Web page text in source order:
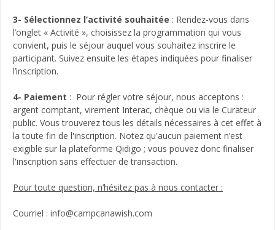
3- Sélectionnez l’activité souhaitée : Rendez-vous dans
l’onglet « Activité », choisissez la programmation qui vous
convient, puis le séjour auquel vous souhaitez inscrire le
participant. Suivez ensuite les étapes indiquées pour finaliser
l’inscription.
4- Paiement : Pour régler votre séjour, nous acceptons :
argent comptant, virement Interac, chèque ou via le Curateur
public. Vous trouverez tous les détails nécessaires à cet effet à
la toute fin de l'inscription. Notez qu'aucun paiement n’est
exigible sur la plateforme Qidigo ; vous pouvez donc finaliser
l'inscription sans effectuer de transaction.
Pour toute question, n’hésitez pas à nous contacter :
Courriel : info@campcanawish.com